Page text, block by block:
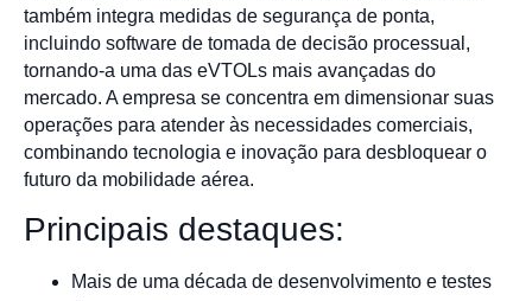
também integra medidas de segurança de ponta,
incluindo software de tomada de decisão processual,
tornando-a uma das eVTOLs mais avançadas do
mercado. A empresa se concentra em dimensionar suas
operações para atender às necessidades comerciais,
combinando tecnologia e inovação para desbloquear o
futuro da mobilidade aérea.
Principais destaques:
Mais de uma década de desenvolvimento e testes